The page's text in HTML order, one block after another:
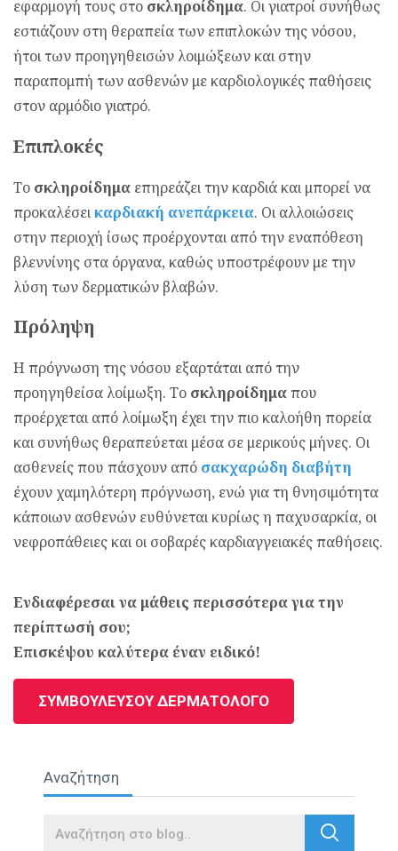
εφαρμογή τους στο σκληροίδημα. Οι γιατροί συνήθως
εστιάζουν στη θεραπεία των επιπλοκών της νόσου,
ήτοι των προηγηθεισών λοιμώξεων και στην
παραπομπή των ασθενών με καρδιολογικές παθήσεις
στον αρμόδιο γιατρό.
Επιπλοκές
Το σκληροίδημα επηρεάζει την καρδιά και μπορεί να
προκαλέσεικαρδιακή ανεπάρκεια. Οι αλλοιώσεις
στην περιοχή ίσως προέρχονται από την εναπόθεση
βλεννίνης στα όργανα, καθώς υποστρέφουν με την
λύση των δερματικών βλαβών.
Πρόληψη
Η πρόγνωση της νόσου εξαρτάται από την
προηγηθείσα λοίμωξη. Το σκληροίδημαπου
προέρχεται από λοίμωξη έχει την πιο καλοήθη πορεία
και συνήθως θεραπεύεται μέσα σε μερικούς μήνες. Οι
ασθενείς που πάσχουν από σακχαρώδη διαβήτη
έχουν χαμηλότερη πρόγνωση, ενώ για τη θνησιμότητα
κάποιων ασθενών ευθύνεται κυρίως η παχυσαρκία, οι
νεφροπάθειες και οι σοβαρές καρδιαγγειακές παθήσεις.
Ενδιαφέρεσαι να μάθεις περισσότερα για την
περίπτωσή σου;
Επισκέψου καλύτερα έναν ειδικό!
ΣΥΜΒΟΥΛΕΥΣΟΥ ΔΕΡΜΑΤΟΛΟΓΟ
Αναζήτηση
Search